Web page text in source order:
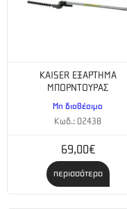
KAISER ΕΞΑΡΤΗΜΑ
ΜΠΟΡΝΤΟΥΡΑΣ
Μη διαθέσιμο
Κωδ.: 02438
69,00€
περισσότερα